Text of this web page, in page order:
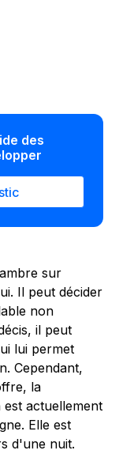
des
sur
Il peut décider
non
il peut
lui permet
Cependant,
la
actuellement
Elle est
d'une nuit.